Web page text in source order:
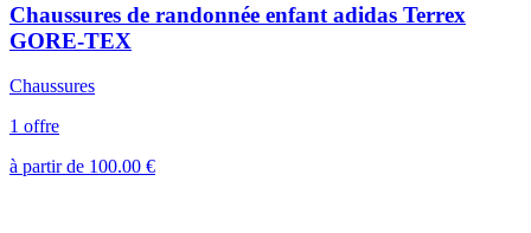
Chaussures de randonnée enfant adidas Terrex
GORE-TEX
Chaussures
1 offre
à partir de 100.00 €